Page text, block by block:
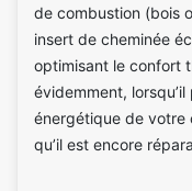
de combustion (bois
insert de cheminée
optimisant le confort
évidemment,
énergétique de votre
qu’il est encore